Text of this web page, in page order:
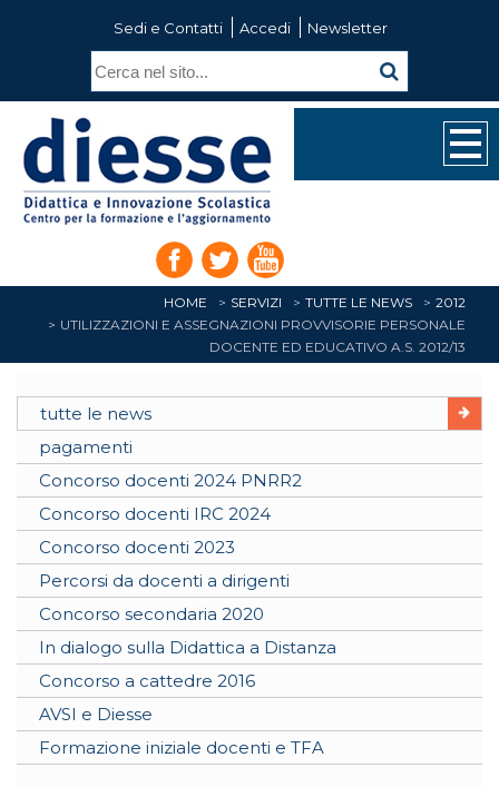
Sedi e Contatti Accedi Newsletter
HOME SERVIZI TUTTE LE NEWS
2012
UTILIZZAZIONI E ASSEGNAZIONI PROVVISORIE PERSONALE
DOCENTE ED EDUCATIVO A.S. 2012/13
tutte le news
pagamenti
Concorso docenti 2024 PNRR2
Concorso docenti IRC 2024
Concorso docenti 2023
Percorsi da docenti a dirigenti
Concorso secondaria 2020
In dialogo sulla Didattica a Distanza
Concorso a cattedre 2016
AVSI e Diesse
Formazione iniziale docenti e TFA